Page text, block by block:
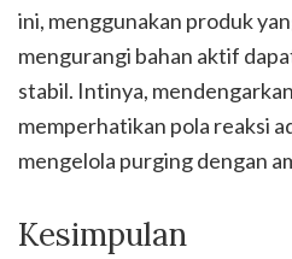
ini, menggunakan produk
mengurangi bahan aktif
stabil. Intinya,
memperhatikan pola reaksi
mengelola purging dengan
Kesimpulan